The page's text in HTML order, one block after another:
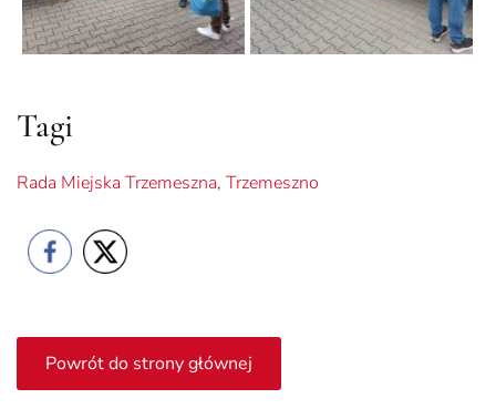
Tagi
Rada Miejska Trzemeszna, Trzemeszno
Powrót do strony głównej